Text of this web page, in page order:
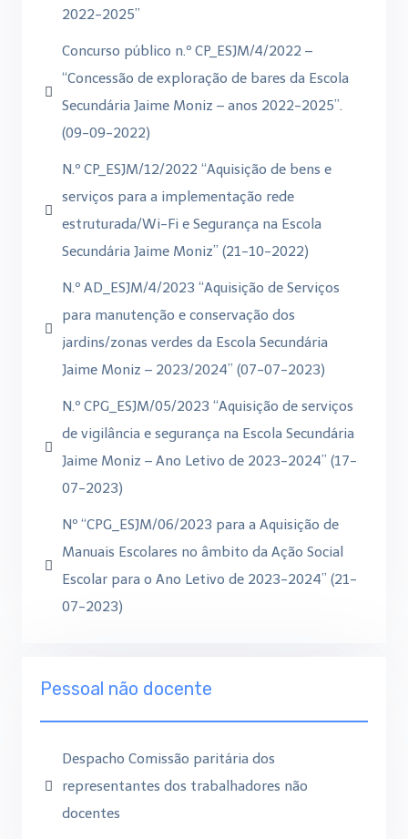
2022-2025”
Concurso público n.º CP_ESJM/4/2022 –
“Concessão de exploração de bares da Escola
Secundária Jaime Moniz – anos 2022-2025”.
(09-09-2022)
N.º CP_ESJM/12/2022 “Aquisição de bens e
serviços para a implementação rede
estruturada/Wi-Fi e Segurança na Escola
Secundária Jaime Moniz” (21-10-2022)
N.º AD_ESJM/4/2023 “Aquisição de Serviços
para manutenção e conservação dos
jardins/zonas verdes da Escola Secundária
Jaime Moniz – 2023/2024” (07-07-2023)
N.º CPG_ESJM/05/2023 “Aquisição de serviços
de vigilância e segurança na Escola Secundária
Jaime Moniz – Ano Letivo de 2023-2024” (17-
07-2023)
Nº “CPG_ESJM/06/2023 para a Aquisição de
Manuais Escolares no âmbito da Ação Social
Escolar para o Ano Letivo de 2023-2024” (21-
07-2023)
Pessoal não docente
Despacho Comissão paritária dos
representantes dos trabalhadores não
docentes